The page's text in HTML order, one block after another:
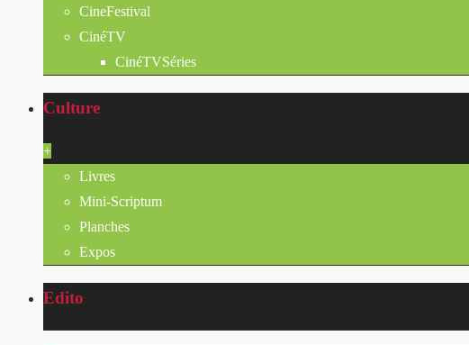
CineFestival
CinéTV
CinéTVSéries
Culture
+
Livres
Mini-Scriptum
Planches
Expos
Edito